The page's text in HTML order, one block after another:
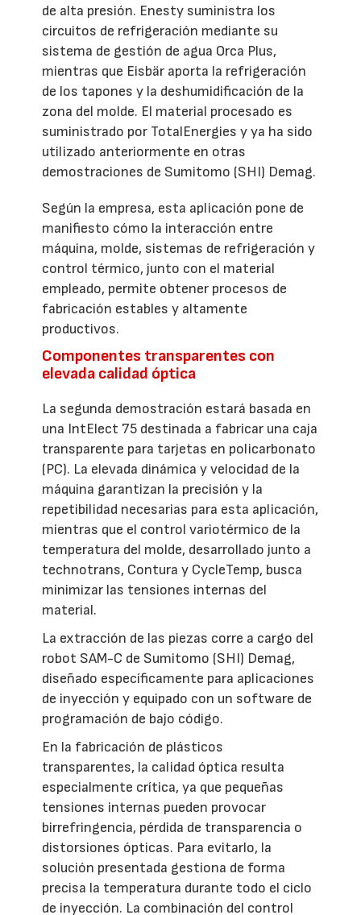
de alta presión. Enesty suministra los
circuitos de refrigeración mediante su
sistema de gestión de agua Orca Plus,
mientras que Eisbär aporta la refrigeración
de los tapones y la deshumidificación de la
zona del molde. El material procesado es
suministrado por TotalEnergies y ya ha sido
utilizado anteriormente en otras
demostraciones de Sumitomo (SHI) Demag.
Según la empresa, esta aplicación pone de
manifiesto cómo la interacción entre
máquina, molde, sistemas de refrigeración y
control térmico, junto con el material
empleado, permite obtener procesos de
fabricación estables y altamente
productivos.
Componentes transparentes con
elevada calidad óptica
La segunda demostración estará basada en
una IntElect 75 destinada a fabricar una caja
transparente para tarjetas en policarbonato
(PC). La elevada dinámica y velocidad de la
máquina garantizan la precisión y la
repetibilidad necesarias para esta aplicación,
mientras que el control variotérmico de la
temperatura del molde, desarrollado junto a
technotrans, Contura y CycleTemp, busca
minimizar las tensiones internas del
material.
La extracción de las piezas corre a cargo del
robot SAM-C de Sumitomo (SHI) Demag,
diseñado específicamente para aplicaciones
de inyección y equipado con un software de
programación de bajo código.
En la fabricación de plásticos
transparentes, la calidad óptica resulta
especialmente crítica, ya que pequeñas
tensiones internas pueden provocar
birrefringencia, pérdida de transparencia o
distorsiones ópticas. Para evitarlo, la
solución presentada gestiona de forma
precisa la temperatura durante todo el ciclo
de inyección. La combinación del control